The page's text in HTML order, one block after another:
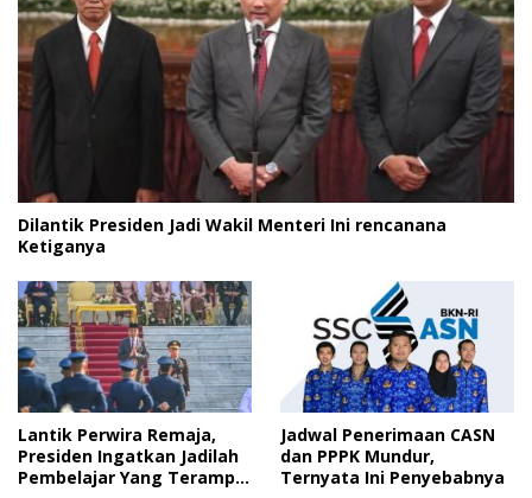
Dilantik Presiden Jadi Wakil Menteri Ini rencanana
Ketiganya
Lantik Perwira Remaja,
Presiden Ingatkan Jadilah
Pembelajar Yang Terampil
Jadwal Penerimaan CASN
dan PPPK Mundur,
Ternyata Ini Penyebabnya